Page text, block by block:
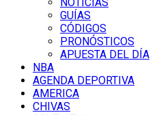
GUÍAS
CÓDIGOS
PRONÓSTICOS
APUESTA DEL DÍA
NBA
AGENDA DEPORTIVA
AMERICA
CHIVAS